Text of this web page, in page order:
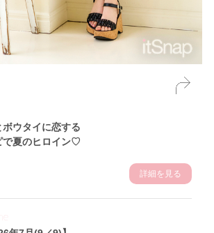
ウタイに恋する
で夏のヒロイン♡
詳細を見る